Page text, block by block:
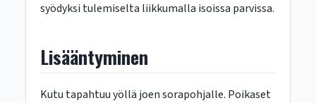
syödyksi tulemiselta liikkumalla isoissa parvissa.
Lisääntyminen
Kutu tapahtuu yöllä joen sorapohjalle. Poikaset